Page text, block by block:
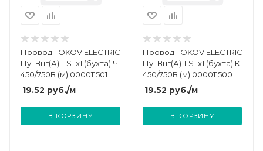
Провод TOKOV ELECTRIC
ПуГВнг(А)-LS 1х1 (бухта) Ч
450/750В (м) 000011501
19.52 руб./м
В КОРЗИНУ
Провод TOKOV ELECTRIC
ПуГВнг(А)-LS 1х1 (бухта) К
450/750В (м) 000011500
19.52 руб./м
В КОРЗИНУ